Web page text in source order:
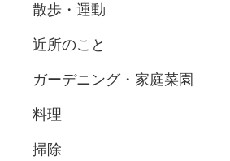
散歩・運動
近所のこと
ガーデニング・家庭菜園
料理
掃除